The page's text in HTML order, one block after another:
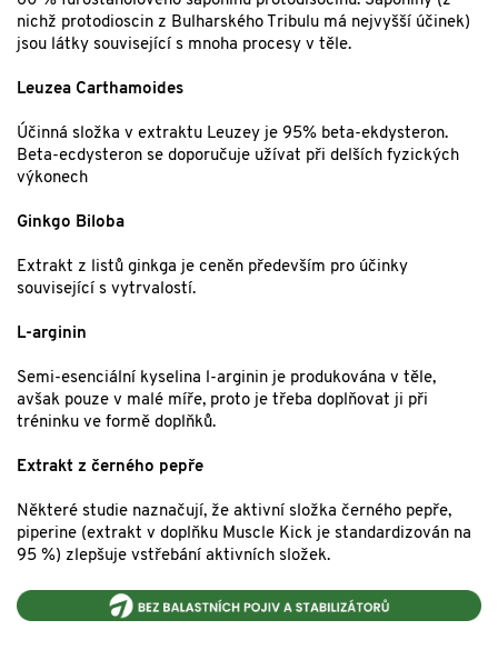
nichž protodioscin z Bulharského Tribulu má nejvyšší účinek)
jsou látky související s mnoha procesy v těle.
Leuzea Carthamoides
Účinná složka v extraktu Leuzey je 95% beta-ekdysteron.
Beta-ecdysteron se doporučuje užívat při delších fyzických
výkonech
Ginkgo Biloba
Extrakt z listů ginkga je ceněn především pro účinky
související s vytrvalostí.
L-arginin
Semi-esenciální kyselina l-arginin je produkována v těle,
avšak pouze v malé míře, proto je třeba doplňovat ji při
tréninku ve formě doplňků.
Extrakt z černého pepře
Některé studie naznačují, že aktivní složka černého pepře,
piperine (extrakt v doplňku Muscle Kick je standardizován na
95 %) zlepšuje vstřebání aktivních složek.